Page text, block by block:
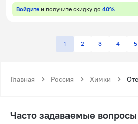
Войдите и получите скидку до 40%
1 2 3 4 5
Главная Россия Химки
Часто задаваемые вопросы